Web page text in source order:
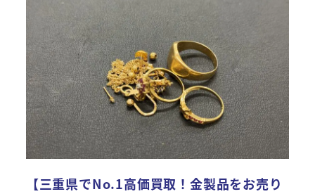
【三重県でNo.1高価買取！金製品をお売り